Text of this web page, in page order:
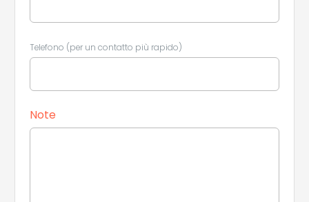
Telefono (per un contatto più rapido)
Note